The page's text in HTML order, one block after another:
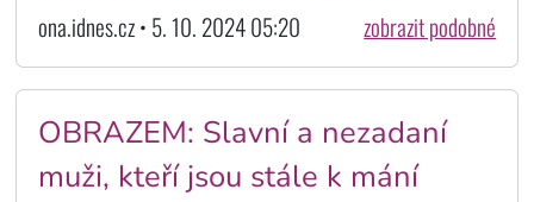
ona.idnes.cz • 5. 10. 2024 05:20 zobrazit podobné
OBRAZEM: Slavní a nezadaní
muži, kteří jsou stále k mání